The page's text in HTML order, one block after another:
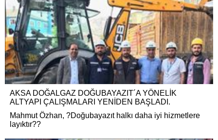
AKSA DOĞALGAZ DOĞUBAYAZIT´A YÖNELİK
ALTYAPI ÇALIŞMALARI YENİDEN BAŞLADI.
Mahmut Özhan, ?Doğubayazıt halkı daha iyi hizmetlere
layıktır??